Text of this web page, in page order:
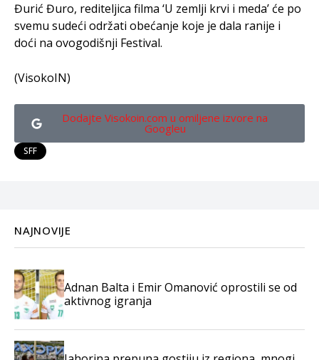
Đurić Đuro, rediteljica filma ‘U zemlji krvi i meda’ će po
svemu sudeći održati obećanje koje je dala ranije i
doći na ovogodišnji Festival.
(VisokoIN)
Dodajte Visokoin.com u omiljene izvore na
Googleu
SFF
NAJNOVIJE
Adnan Balta i Emir Omanović oprostili se od
aktivnog igranja